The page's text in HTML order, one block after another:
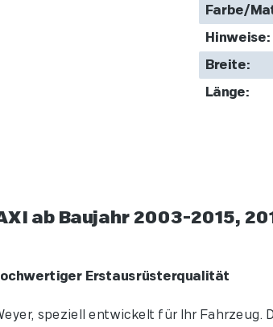
Farbe/
Hinweise:
Breite:
Länge:
ab Baujahr 2003-2015,
Erstausrüsterqualität
speziell entwickelt für Ihr Fahrzeug.